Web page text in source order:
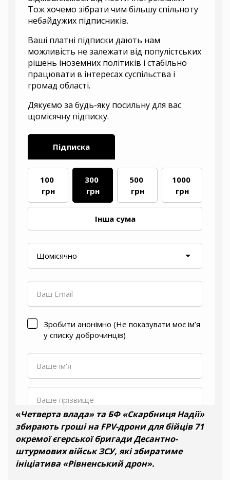
«Четверта влада» та БФ «Скарбниця Надії»
збирають гроші на FPV-дрони для бійців 71
окремої єгерської бригади Десантно-
штурмових військ ЗСУ, які збиратиме
ініціатива «Рівненський дрон».